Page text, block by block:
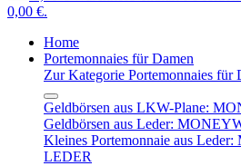
0,00 €.
Home
Portemonnaies für Damen
Zur Kategorie Portemonnaies für
Geldbörsen aus LKW-Plane:
Geldbörsen aus Leder:
Kleines Portemonnaie aus
LEDER